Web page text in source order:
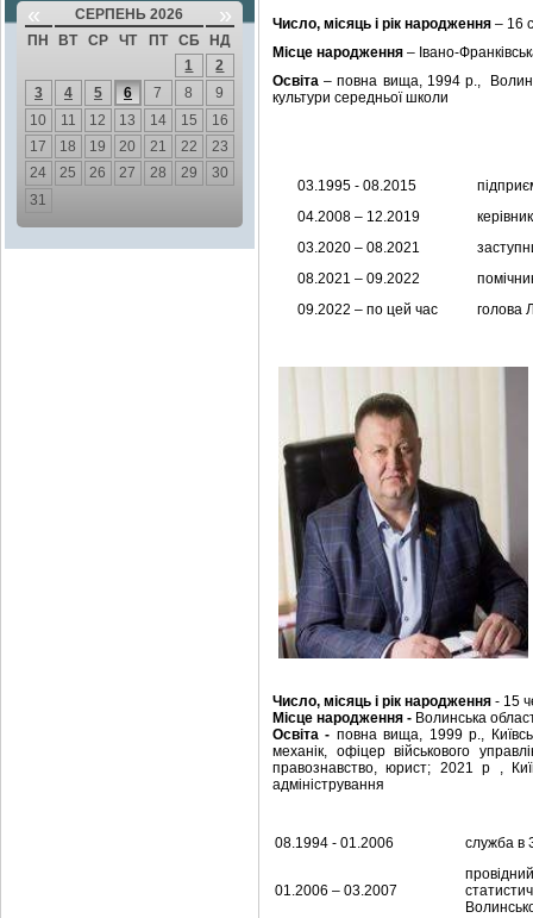
« СЕРПЕНЬ 2026 »
ПН ВТ СР ЧТ ПТ СБ
НД
1
2
3
4 5 6 7 8
9
10
11 12 13 14 15
16
17
18 19 20 21 22
23
24
25 26 27 28 29
30
31
Число, місяць і рік народження – 16
Місце народження – Івано-
Освіта – повна вища, 1994 р.,
культури середньої школи
03.1995 - 08.2015
04.2008 – 12.2019
03.2020 – 08.2021
08.2021 – 09.2022
09.2022 – по цей час
голова
Число, місяць і рік народження - 15
Місце народження - Волинська
Освіта - повна вища, 1999 р.,
механік, офіцер військового
правознавство, юрист; 2021 р ,
адміністрування
08.1994 - 01.2006 служба в
01.2006 – 03.2007